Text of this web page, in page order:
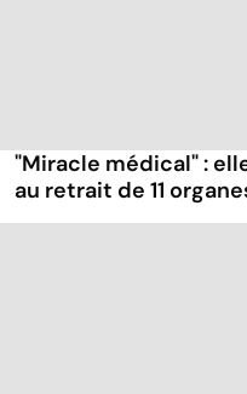
"Miracle médical" :
au retrait de 11